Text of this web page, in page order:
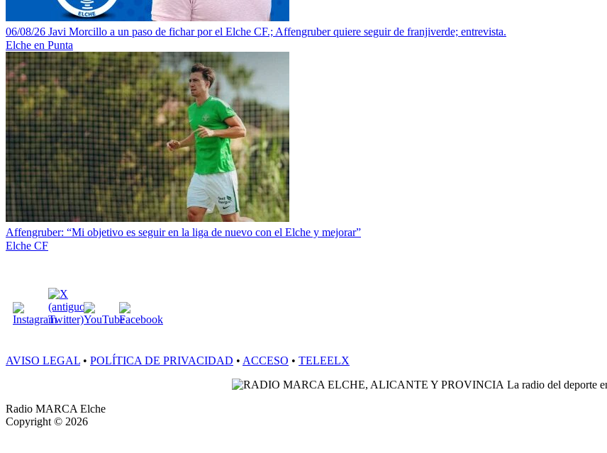
06/08/26 Javi Morcillo a un paso de fichar por el Elche CF.; Affengruber quiere seguir de franjiverde; entrevista.
Elche en Punta
Affengruber: “Mi objetivo es seguir en la liga de nuevo con el Elche y mejorar”
Elche CF
AVISO LEGAL • POLÍTICA DE PRIVACIDAD • ACCESO • TELEELX
La radio del deporte
Radio MARCA Elche
Copyright © 2026